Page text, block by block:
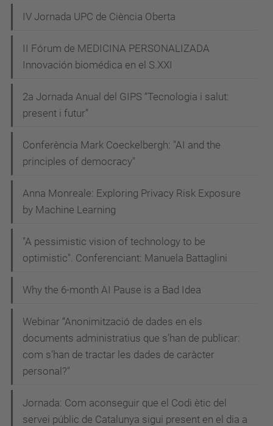
i
n
a
i
c
a
verano
IV Jornada UPC de Ciència Oberta
II Fórum de MEDICINA PERSONALIZADA
Innovación biomédica en el S.XXI
2a Jornada Anual del GIPS “Tecnologia i salut:
present i futur”
Conferència Mark Coeckelbergh: "AI and the
principles of democracy"
Anna Monreale: Exploring Privacy Risk Exposure
by Machine Learning
"A pessimistic vision of technology to be
optimistic". Conferenciant: Manuela Battaglini
Why the 6-month AI Pause is a Bad Idea
Webinar “Anonimització de dades en els
documents administratius que s’han de publicar:
com s’han de tractar les dades de caràcter
personal?"
Jornada: Com aconseguir que el Codi ètic del
servei públic de Catalunya sigui present en el dia a